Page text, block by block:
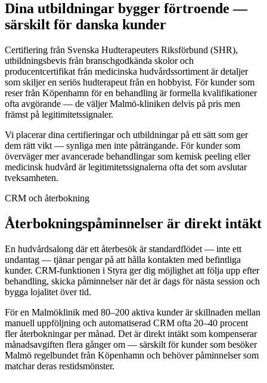
Dina utbildningar bygger förtroende —
särskilt för danska kunder
Certifiering från Svenska Hudterapeuters Riksförbund (SHR),
utbildningsbevis från branschgodkända skolor och
producentcertifikat från medicinska hudvårdssortiment är detaljer
som skiljer en seriös hudterapeut från en hobbyist. För kunder som
reser från Köpenhamn för en behandling är formella kvalifikationer
ofta avgörande — de väljer Malmö-kliniken delvis på pris men
främst på legitimitetssignaler.
Vi placerar dina certifieringar och utbildningar på ett sätt som ger
dem rätt vikt — synliga men inte påträngande. För kunder som
överväger mer avancerade behandlingar som kemisk peeling eller
medicinsk hudvård är legitimitetssignalerna ofta det som avslutar
tveksamheten.
CRM och återbokning
Återbokningspåminnelser är direkt intäkt
En hudvårdsalong där ett återbesök är standardflödet — inte ett
undantag — tjänar pengar på att hålla kontakten med befintliga
kunder. CRM-funktionen i Styra ger dig möjlighet att följa upp efter
behandling, skicka påminnelser när det är dags för nästa session och
bygga lojalitet över tid.
För en Malmöklinik med 80–200 aktiva kunder är skillnaden mellan
manuell uppföljning och automatiserad CRM ofta 20–40 procent
fler återbokningar per månad. Det är direkt intäkt som kompenserar
månadsavgiften flera gånger om — särskilt för kunder som besöker
Malmö regelbundet från Köpenhamn och behöver påminnelser som
matchar deras restidsmönster.